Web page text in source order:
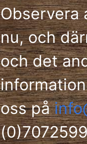
Observera
nu, och
och det
oss på